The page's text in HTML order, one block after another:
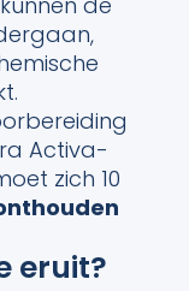
Activa-
zich 10
eruit?